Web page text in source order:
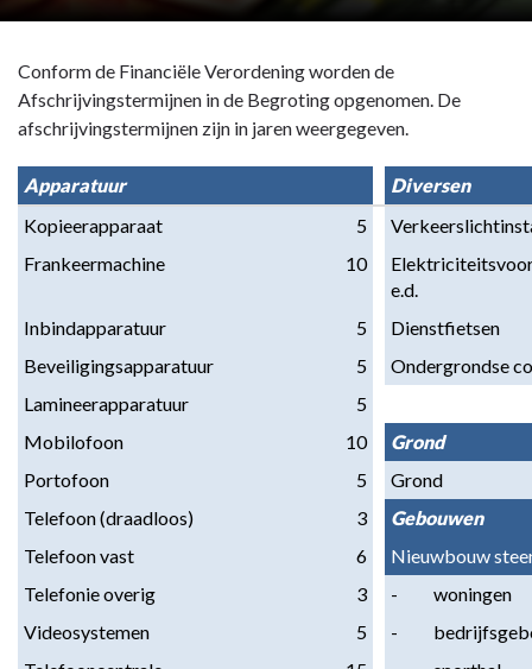
Conform de Financiële Verordening worden de
Afschrijvingstermijnen in de Begroting opgenomen. De
afschrijvingstermijnen zijn in jaren weergegeven.
Apparatuur
Diversen
Kopieerapparaat
5
Frankeermachine
10
e.d.
Inbindapparatuur
5
Dienstfietsen
Beveiligingsapparatuur
5
Ondergrondse
Lamineerapparatuur
5
Mobilofoon
10
Grond
Portofoon
5
Grond
Telefoon (draadloos)
3
Gebouwen
Telefoon vast
6
Nieuwbouw
Telefonie overig
3
-          woningen
Videosystemen
5
-